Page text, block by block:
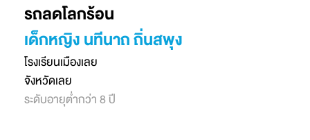
รถลดโลกร้อน
เด็กหญิง นทีนาถ ถิ่นสพุง
โรงเรียนเมืองเลย
จังหวัดเลย
ระดับอายุต่ำกว่า 8 ปี